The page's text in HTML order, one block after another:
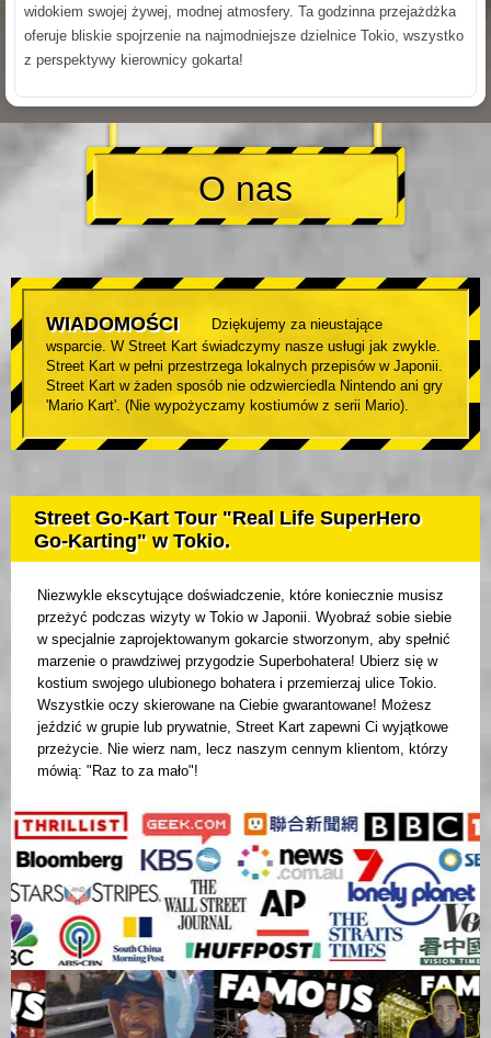
widokiem swojej żywej, modnej atmosfery. Ta godzinna przejażdżka
oferuje bliskie spojrzenie na najmodniejsze dzielnice Tokio, wszystko
z perspektywy kierownicy gokarta!
O nas
WIADOMOŚCI
Dziękujemy za nieustające
wsparcie. W Street Kart świadczymy nasze usługi jak zwykle.
Street Kart w pełni przestrzega lokalnych przepisów w Japonii.
Street Kart w żaden sposób nie odzwierciedla Nintendo ani gry
'Mario Kart'. (Nie wypożyczamy kostiumów z serii Mario).
Street Go-Kart Tour "Real Life SuperHero
Go-Karting" w Tokio.
Niezwykle ekscytujące doświadczenie, które koniecznie musisz
przeżyć podczas wizyty w Tokio w Japonii. Wyobraź sobie siebie
w specjalnie zaprojektowanym gokarcie stworzonym, aby spełnić
marzenie o prawdziwej przygodzie Superbohatera! Ubierz się w
kostium swojego ulubionego bohatera i przemierzaj ulice Tokio.
Wszystkie oczy skierowane na Ciebie gwarantowane! Możesz
jeździć w grupie lub prywatnie, Street Kart zapewni Ci wyjątkowe
przeżycie. Nie wierz nam, lecz naszym cennym klientom, którzy
mówią: "Raz to za mało"!